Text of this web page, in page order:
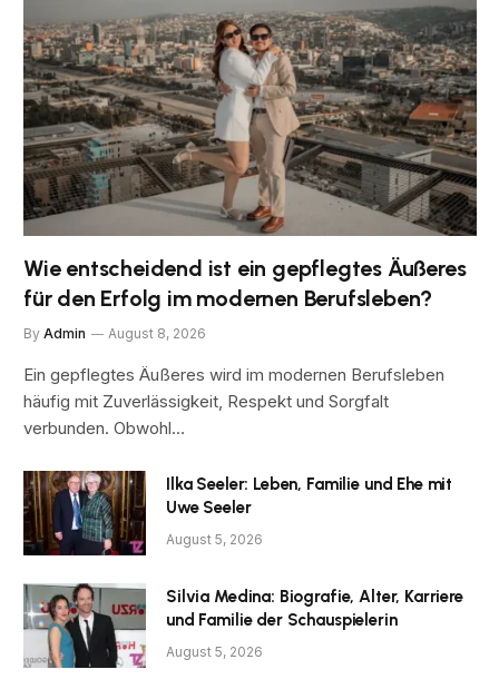
Wie entscheidend ist ein gepflegtes Äußeres
für den Erfolg im modernen Berufsleben?
By Admin August 8, 2026
Ein gepflegtes Äußeres wird im modernen Berufsleben
häufig mit Zuverlässigkeit, Respekt und Sorgfalt
verbunden. Obwohl…
Ilka Seeler: Leben, Familie und Ehe mit
Uwe Seeler
August 5, 2026
Silvia Medina: Biografie, Alter, Karriere
und Familie der Schauspielerin
August 5, 2026